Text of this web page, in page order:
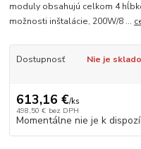
moduly obsahujú celkom 4
možnosti inštalácie, 200W/8 ...
Dostupnosť Nie je
613,16 €/ks
498,50 € bez DPH
Momentálne nie je k